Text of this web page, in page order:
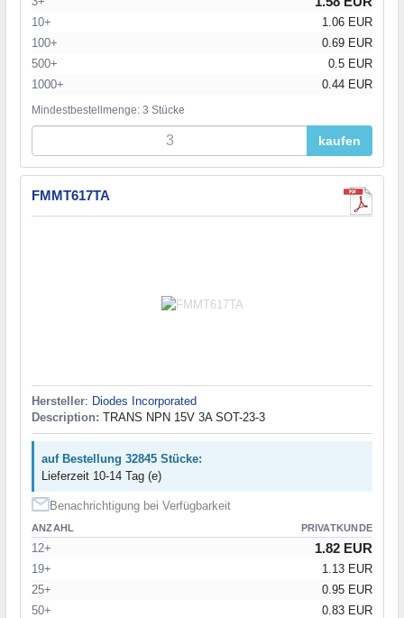
10+
1.06 EUR
100+
0.69 EUR
500+
0.5 EUR
1000+
0.44 EUR
Mindestbestellmenge: 3 Stücke
kaufen
FMMT617TA
Hersteller: Diodes Incorporated
Description: TRANS NPN 15V 3A SOT-23-3
auf Bestellung 32845 Stücke:
Lieferzeit 10-14 Tag (e)
Benachrichtigung bei Verfügbarkeit
ANZAHL PRIVATKUNDE
12+ 1.82 EUR
19+
1.13 EUR
25+
0.95 EUR
50+
0.83 EUR